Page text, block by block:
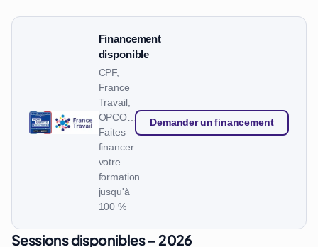
Financement
disponible
CPF,
France
Travail,
OPCO…
Faites
financer
votre
formation
jusqu'à
100 %
Demander un financement
Sessions disponibles – 2026